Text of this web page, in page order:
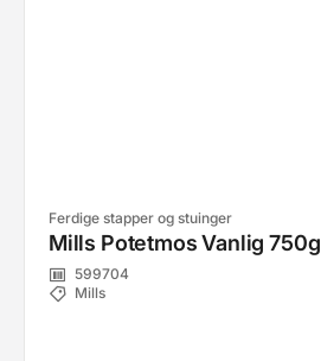
Ferdige stapper og stuinger
Mills Potetmos Vanlig 750g
599704
Mills